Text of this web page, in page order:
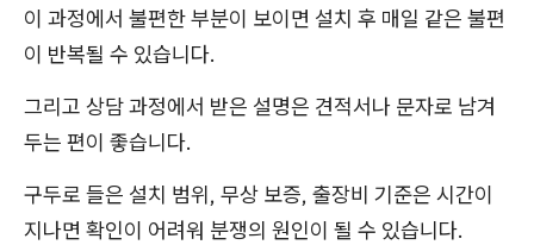
이 과정에서 불편한 부분이 보이면 설치 후 매일 같은 불편
이 반복될 수 있습니다.
그리고 상담 과정에서 받은 설명은 견적서나 문자로 남겨
두는 편이 좋습니다.
구두로 들은 설치 범위, 무상 보증, 출장비 기준은 시간이
지나면 확인이 어려워 분쟁의 원인이 될 수 있습니다.